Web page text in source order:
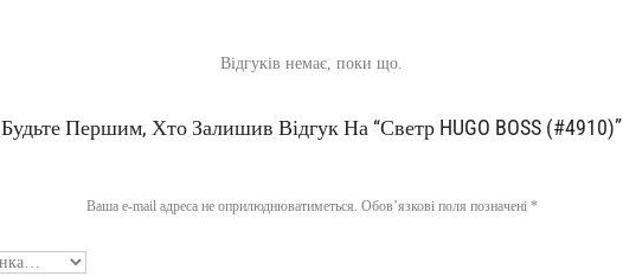
Відгуків немає, поки що.
Будьте Першим, Хто Залишив Відгук На “Светр HUGO BOSS (#4910)”
Ваша e-mail адреса не оприлюднюватиметься. Обов’язкові поля позначені *